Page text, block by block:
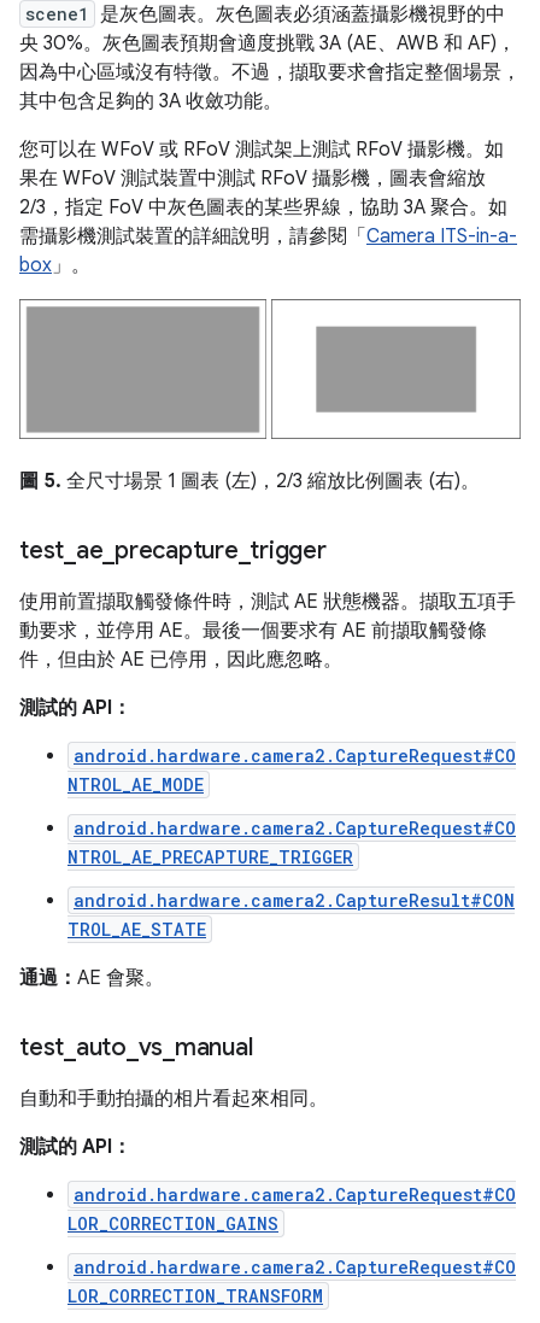
scene1
是灰色圖表。灰色圖表必須涵蓋攝影機視野的中
央 30%。灰色圖表預期會適度挑戰 3A (AE、AWB 和 AF)，
因為中心區域沒有特徵。不過，擷取要求會指定整個場景，
其中包含足夠的 3A 收斂功能。
您可以在 WFoV 或 RFoV 測試架上測試 RFoV 攝影機。如
果在 WFoV 測試裝置中測試 RFoV 攝影機，圖表會縮放
2/3，指定 FoV 中灰色圖表的某些界線，協助 3A 聚合。如
需攝影機測試裝置的詳細說明，請參閱「Camera ITS-in-a-
box 」。
圖 5. 全尺寸場景 1 圖表 (左)，2/3 縮放比例圖表 (右)。
test ae precapture trigger
使用前置擷取觸發條件時，測試 AE 狀態機器。擷取五項手
動要求，並停用 AE。最後一個要求有 AE 前擷取觸發條
件，但由於 AE 已停用，因此應忽略。
測試的 API：
android.hardware.camera2.CaptureRequest#CO
NTROL_AE_MODE
android.hardware.camera2.CaptureRequest#CO
NTROL_AE_PRECAPTURE_TRIGGER
android.hardware.camera2.CaptureResult#CON
TROL_AE_STATE
通過： AE 會聚。
test auto vs manual
自動和手動拍攝的相片看起來相同。
測試的 API：
android.hardware.camera2.CaptureRequest#CO
LOR_CORRECTION_GAINS
android.hardware.camera2.CaptureRequest#CO
LOR_CORRECTION_TRANSFORM